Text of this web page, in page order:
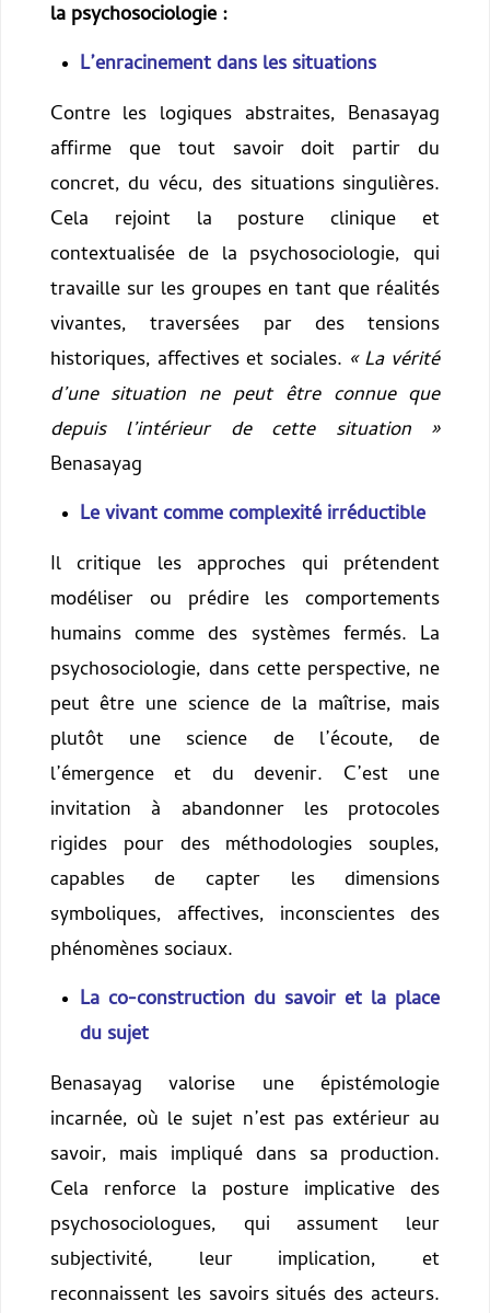
la psychosociologie :
L’enracinement dans les situations
Contre les logiques abstraites, Benasayag
affirme que tout savoir doit partir du
concret, du vécu, des situations singulières.
Cela rejoint la posture clinique et
contextualisée de la psychosociologie, qui
travaille sur les groupes en tant que réalités
vivantes, traversées par des tensions
historiques, affectives et sociales. « La vérité
d’une situation ne peut être connue que
depuis l’intérieur de cette situation »
Benasayag
Le vivant comme complexité irréductible
Il critique les approches qui prétendent
modéliser ou prédire les comportements
humains comme des systèmes fermés. La
psychosociologie, dans cette perspective, ne
peut être une science de la maîtrise, mais
plutôt une science de l’écoute, de
l’émergence et du devenir. C’est une
invitation à abandonner les protocoles
rigides pour des méthodologies souples,
capables de capter les dimensions
symboliques, affectives, inconscientes des
phénomènes sociaux.
La co-construction du savoir et la place
du sujet
Benasayag valorise une épistémologie
incarnée, où le sujet n’est pas extérieur au
savoir, mais impliqué dans sa production.
Cela renforce la posture implicative des
psychosociologues, qui assument leur
subjectivité, leur implication, et
reconnaissent les savoirs situés des acteurs.